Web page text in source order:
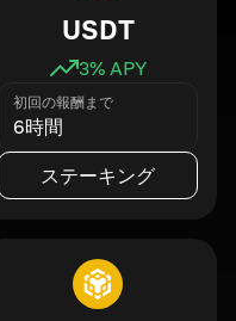
USDT
3% APY
初回の報酬まで
6時間
ステーキング